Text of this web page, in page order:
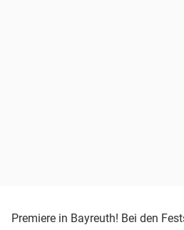
Premiere in Bayreuth! Bei den